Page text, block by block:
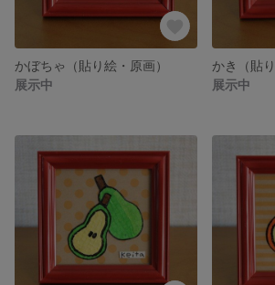
かぼちゃ（貼り絵・原画）
展示中
かき（貼
展示中